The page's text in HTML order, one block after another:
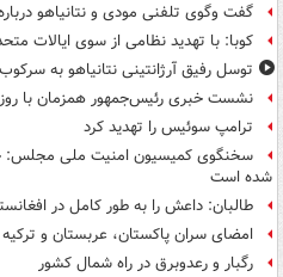
گفت وگوی تلفنی مودی و نتانیاهو
کوبا: با تهدید نظامی از سوی ایالات
توسل رفیق آرژانتینی نتانیاهو به سرکوب
نشست خبری رئیس‌جمهور همزمان با روز
ترامپ سوئیس را تهدید کرد
سخنگوی کمیسیون امنیت ملی
شده است
طالبان: داعش را به طور کامل در
امضای سران پاکستان، عربستان و
رگبار و رعدوبرق در راه شمال کشور